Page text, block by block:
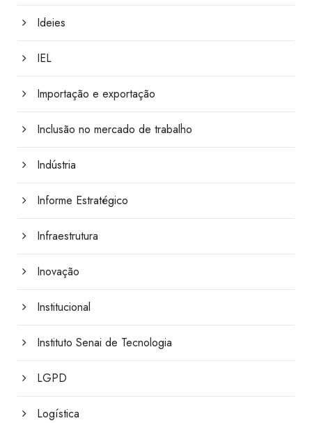
Ideies
IEL
Importação e exportação
Inclusão no mercado de trabalho
Indústria
Informe Estratégico
Infraestrutura
Inovação
Institucional
Instituto Senai de Tecnologia
LGPD
Logística